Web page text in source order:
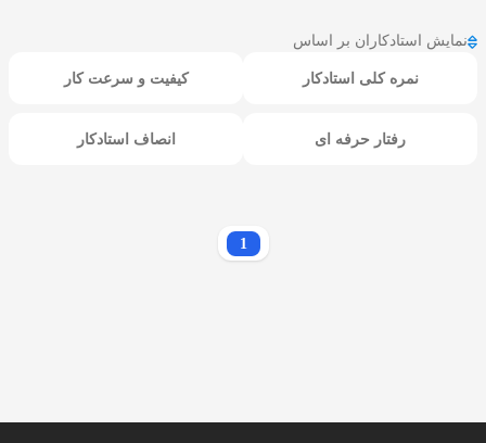
نمایش استادکاران بر اساس
نمره کلی استادکار کیفیت و سرعت کار
رفتار حرفه ای انصاف استادکار
1